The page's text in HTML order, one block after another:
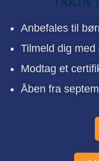
Anbefales til
Tilmeld dig
Modtag et
Åben fra